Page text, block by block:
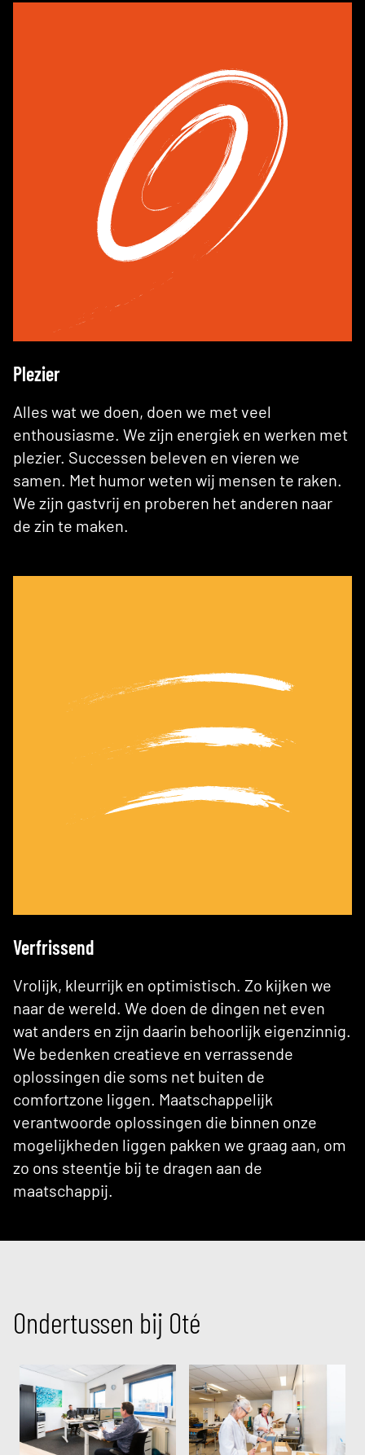
Plezier
Alles wat we doen, doen we met veel
enthousiasme. We zijn energiek en werken met
plezier. Successen beleven en vieren we
samen. Met humor weten wij mensen te raken.
We zijn gastvrij en proberen het anderen naar
de zin te maken.
Verfrissend
Vrolijk, kleurrijk en optimistisch. Zo kijken we
naar de wereld. We doen de dingen net even
wat anders en zijn daarin behoorlijk eigenzinnig.
We bedenken creatieve en verrassende
oplossingen die soms net buiten de
comfortzone liggen. Maatschappelijk
verantwoorde oplossingen die binnen onze
mogelijkheden liggen pakken we graag aan, om
zo ons steentje bij te dragen aan de
maatschappij.
Ondertussen bij Oté